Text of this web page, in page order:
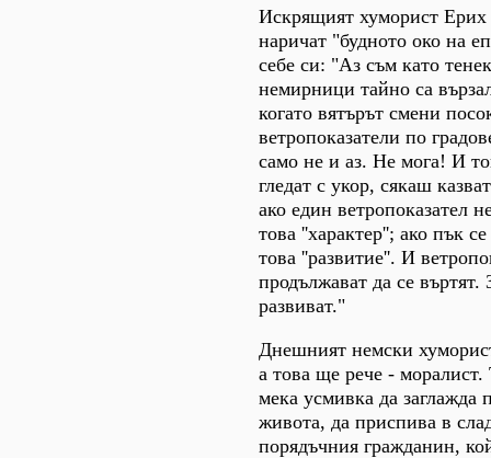
Искрящият хуморист Ерих
наричат "будното око на
себе си: "Аз съм като
немирници тайно са
когато вятърът смени
ветропоказатели по
само не и аз. Не мога! И
гледат с укор, сякаш
ако един ветропоказател
това ''характер''; ако пък
това ''развитие''. И
продължават да се въртят.
развиват."
Днешният немски
а това ще рече - моралист.
мека усмивка да заглажда
живота, да приспива в
порядъчния гражданин,